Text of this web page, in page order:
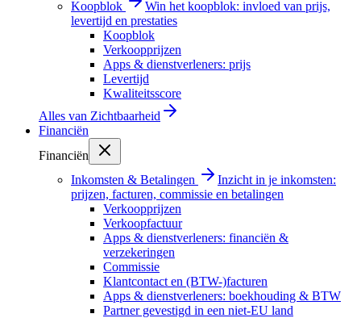
Koopblok
Win het koopblok: invloed van prijs,
levertijd en prestaties
Koopblok
Verkoopprijzen
Apps & dienstverleners: prijs
Levertijd
Kwaliteitsscore
Alles van Zichtbaarheid
Financiën
Financiën
Inkomsten & Betalingen
Inzicht in je inkomsten:
prijzen, facturen, commissie en betalingen
Verkoopprijzen
Verkoopfactuur
Apps & dienstverleners: financiën &
verzekeringen
Commissie
Klantcontact en (BTW-)facturen
Apps & dienstverleners: boekhouding & BTW
Partner gevestigd in een niet-EU land